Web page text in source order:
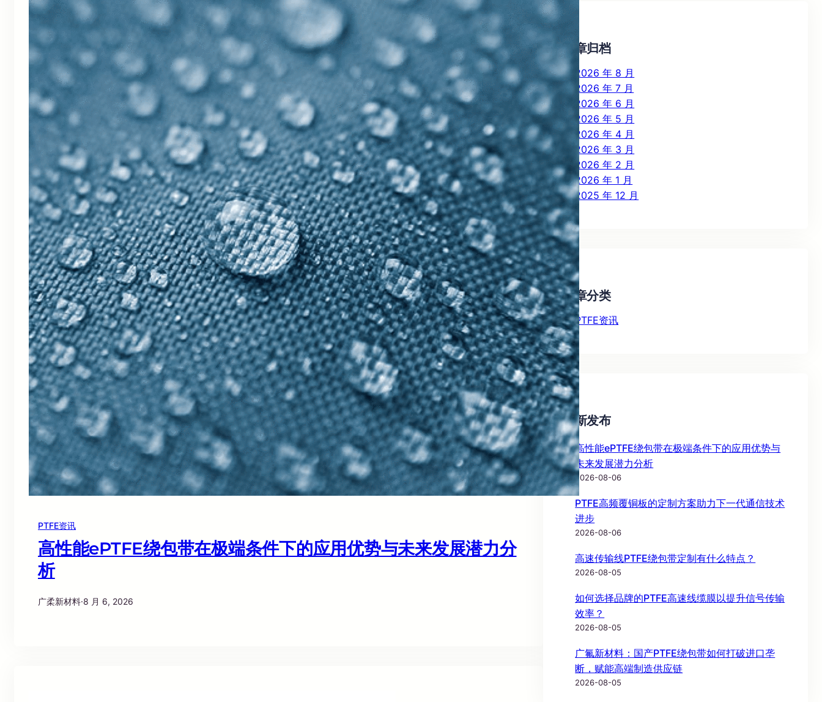
PTFE资讯
高性能ePTFE绕包带在极端条件下的应用优势与未来发展潜力分
析
广柔新材料·8 月 6, 2026
文章归档
2026 年 8 月
2026 年 7 月
2026 年 6 月
2026 年 5 月
2026 年 4 月
2026 年 3 月
2026 年 2 月
2026 年 1 月
2025 年 12 月
文章分类
PTFE资讯
最新发布
高性能ePTFE绕包带在极端条件下的应用优势与
未来发展潜力分析
2026-08-06
PTFE高频覆铜板的定制方案助力下一代通信技术
进步
2026-08-06
高速传输线PTFE绕包带定制有什么特点？
2026-08-05
如何选择品牌的PTFE高速线缆膜以提升信号传输
效率？
2026-08-05
广氟新材料：国产PTFE绕包带如何打破进口垄
断，赋能高端制造供应链
2026-08-05